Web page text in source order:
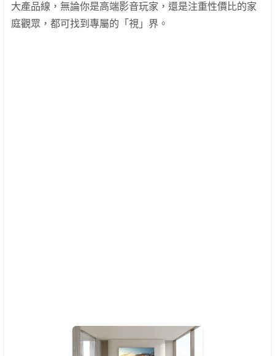
大產品線，無論你是高端影音玩家，還是注重性價比的家
庭觀眾，都可找到專屬的「視」界。